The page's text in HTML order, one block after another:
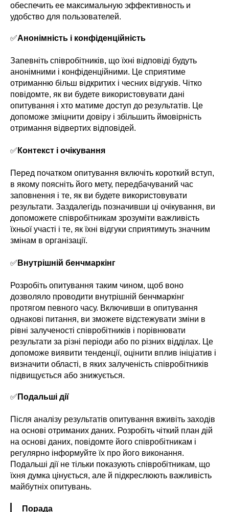
обеспечить ее максимальную эффективность и
удобство для пользователей.
✅Анонімність і конфіденційність
Запевніть співробітників, що їхні відповіді будуть
анонімними і конфіденційними. Це сприятиме
отриманню більш відкритих і чесних відгуків. Чітко
повідомте, як ви будете використовувати дані
опитування і хто матиме доступ до результатів. Це
допоможе зміцнити довіру і збільшить ймовірність
отримання відвертих відповідей.
✅ Контекст і очікування
Перед початком опитування включіть короткий вступ,
в якому поясніть його мету, передбачуваний час
заповнення і те, як ви будете використовувати
результати. Заздалегідь позначивши ці очікування, ви
допоможете співробітникам зрозуміти важливість
їхньої участі і те, як їхні відгуки сприятимуть значним
змінам в організації.
✅ Внутрішній бенчмаркінг
Розробіть опитування таким чином, щоб воно
дозволяло проводити внутрішній бенчмаркінг
протягом певного часу. Включивши в опитування
однакові питання, ви зможете відстежувати зміни в
рівні залученості співробітників і порівнювати
результати за різні періоди або по різних відділах. Це
допоможе виявити тенденції, оцінити вплив ініціатив і
визначити області, в яких залученість співробітників
підвищується або знижується.
✅ Подальші дії
Після аналізу результатів опитування вживіть заходів
на основі отриманих даних. Розробіть чіткий план дій
на основі даних, повідомте його співробітникам і
регулярно інформуйте їх про його виконання.
Подальші дії не тільки показують співробітникам, що
їхня думка цінується, але й підкреслюють важливість
майбутніх опитувань.
Порада